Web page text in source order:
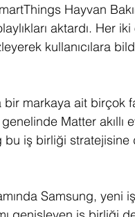
Hayvan
aktardı. Her
kullanıcılara
markaya ait birçok
Matter akıllı
iş birliği stratejisine
Samsung, yeni